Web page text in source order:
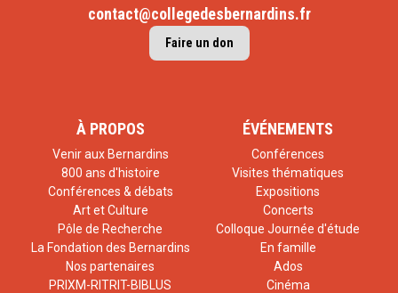
contact@collegedesbernardins.fr
Faire un don
À PROPOS
Venir aux Bernardins
800 ans d'histoire
Conférences & débats
Art et Culture
Pôle de Recherche
La Fondation des Bernardins
Nos partenaires
PRIXM-RITRIT-BIBLUS
ÉVÉNEMENTS
Conférences
Visites thématiques
Expositions
Concerts
Colloque Journée d'étude
En famille
Ados
Cinéma